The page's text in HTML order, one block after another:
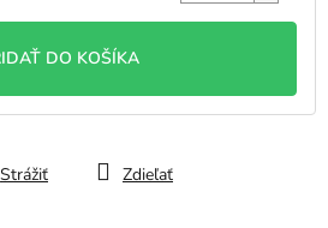
DO KOŠÍKA
Strážiť Zdieľať